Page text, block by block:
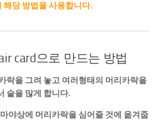
해당 방법을 사용합니다.
card으로 만드는 방법
락을 그려 놓고 여러형태의 머리카락을
숱을 많게 합니다.
야상에 머리카락을 심어줄 것에 옮겨줍